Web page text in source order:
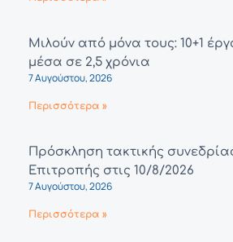
Μιλούν από μόνα τους: 10+1
μέσα σε 2,5 χρόνια
7 Αυγούστου, 2026
Περισσότερα »
Πρόσκληση τακτικής
Επιτροπής στις 10/8/2026
7 Αυγούστου, 2026
Περισσότερα »